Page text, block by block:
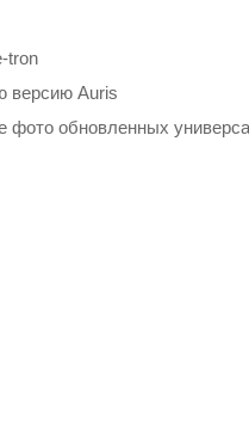
tron
версию Auris
фото обновленных